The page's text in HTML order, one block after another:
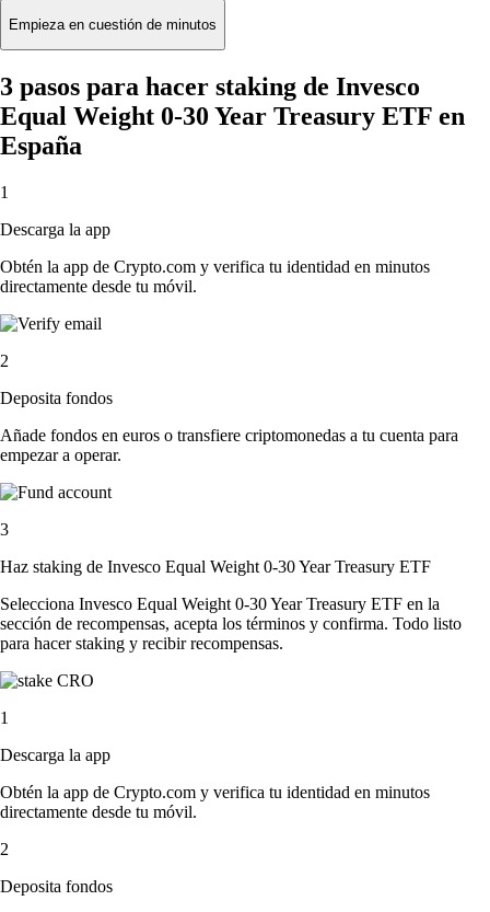
Empieza en cuestión de minutos
3 pasos para hacer staking de Invesco
Equal Weight 0-30 Year Treasury ETF en
España
1
Descarga la app
Obtén la app de Crypto.com y verifica tu identidad en minutos
directamente desde tu móvil.
2
Deposita fondos
Añade fondos en euros o transfiere criptomonedas a tu cuenta para
empezar a operar.
3
Haz staking de Invesco Equal Weight 0-30 Year Treasury ETF
Selecciona Invesco Equal Weight 0-30 Year Treasury ETF en la
sección de recompensas, acepta los términos y confirma. Todo listo
para hacer staking y recibir recompensas.
1
Descarga la app
Obtén la app de Crypto.com y verifica tu identidad en minutos
directamente desde tu móvil.
2
Deposita fondos